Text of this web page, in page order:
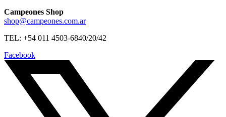
Campeones Shop
shop@campeones.com.ar
TEL: +54 011 4503-6840/20/42
Facebook